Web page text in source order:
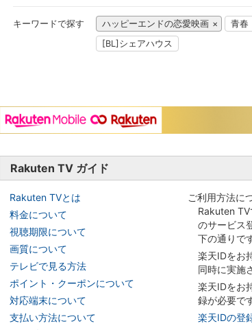
キーワードで探す ハッピーエンドの恋愛映画 青春
[BL]シェアハウス
Rakuten TV ガイド
Rakuten TVとは
料金について
視聴期限について
画質について
テレビで見る方法
ポイント・クーポンについて
対応端末について
支払い方法について
ご利用方法に
Rakuten
のサービス
下の通りで
楽天IDをお
同時に実施
楽天IDをお
録が必要で
楽天IDの登